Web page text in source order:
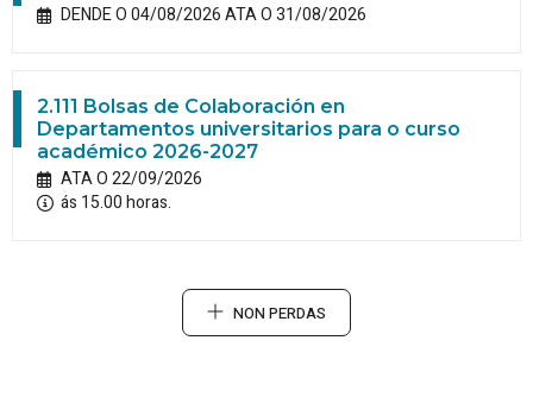
DENDE O 04/08/2026 ATA O 31/08/2026
2.111 Bolsas de Colaboración en
Departamentos universitarios para o curso
académico 2026-2027
ATA O 22/09/2026
ás 15.00 horas.
NON PERDAS